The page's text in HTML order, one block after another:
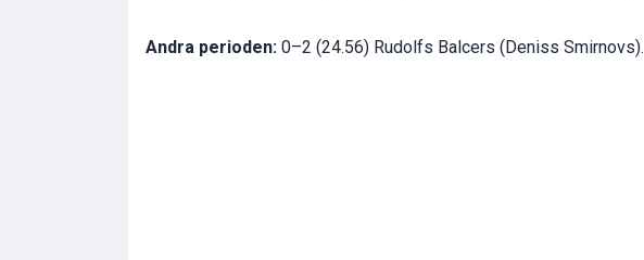
Andra perioden: 0–2 (24.56) Rudolfs Balcers (Deniss Smirnovs).